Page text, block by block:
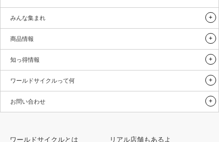
みんな集まれ
商品情報
知っ得情報
ワールドサイクルって何
お問い合わせ
ワールドサイクルとは リアル店舗もあるよ